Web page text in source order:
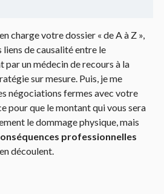
charge votre dossier « de A à Z »,
liens de causalité entre le
par un médecin de recours à la
sur mesure. Puis, je me
négociations fermes avec votre
pour que le montant qui vous sera
le dommage physique, mais
professionnelles
découlent.